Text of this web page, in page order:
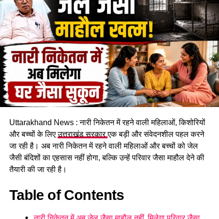
पहाड़ी से बोल्डर गिरने का सिलसिला थम नहीं रहा है और ऐसे में किसी भी
समय बड़ा हादसा हो सकता है।
कचहरी कर्मचारी गोविंद सिंह नेगी के मुताबिक, जिस सरकारी आवास में पांच
परिवार रह रहे हैं, वो फिलहाल पूरी तरह सुरक्षित नहीं है। बोल्डर गिरने से
भवन को काफी नुकसान पहुंचा है और मौजूदा हालात में वहां रहना जोखिम
प्रशासन से तत्काल मदद की मांग
Uttarakhand News : नारी निकेतन में रहने वाली महिलाओं, किशोरियों
और बच्चों के लिएउत्तराखंड सरकारएक बड़ी और संवेदनशील पहल करने
जा रही है। अब नारी निकेतन में रहने वाली महिलाओं और बच्चों को जेल
जैसी बंदिशों का एहसास नहीं होगा, बल्कि उन्हें परिवार जैसा माहौल देने की
तैयारी की जा रही है।
Table of Contents